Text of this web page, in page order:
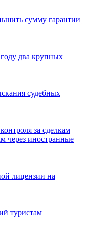
сумму гарантии
два крупных
судебных
за сделкам
через иностранные
лицензии на
туристам